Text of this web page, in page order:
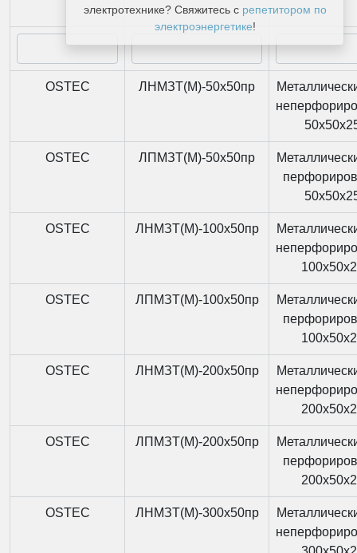
электротехнике? Свяжитесь с репетитором по
электроэнергетике!
OSTEC ЛНМЗТ(М)-50x50пр
OSTEC ЛПМЗТ(М)-50x50пр
OSTEC ЛНМЗТ(М)-100x50пр
OSTEC ЛПМЗТ(М)-100x50пр
OSTEC ЛНМЗТ(М)-200x50пр
OSTEC ЛПМЗТ(М)-200x50пр
OSTEC ЛНМЗТ(М)-300x50пр